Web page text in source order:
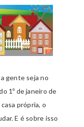
gente seja no
1º de janeiro de
própria, o
E é sobre isso